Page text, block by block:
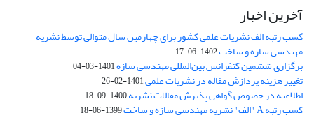
آخرین اخبار
کسب رتبه الف نشریات علمی کشور برای چهارمین سال متوالی توسط نشریه
مهندسی سازه و ساخت1402-06-17
برگزاری ششمین کنفرانس بین‌المللی مهندسی سازه1401-03-04
تغییر هزینه پردازش مقاله در نشریات علمی1401-02-26
اطلاعیه در خصوص گواهی پذیرش مقالات نشریه1400-09-18
کسب رتبه A "الف" نشریه مهندسی سازه و ساخت 1399-06-18